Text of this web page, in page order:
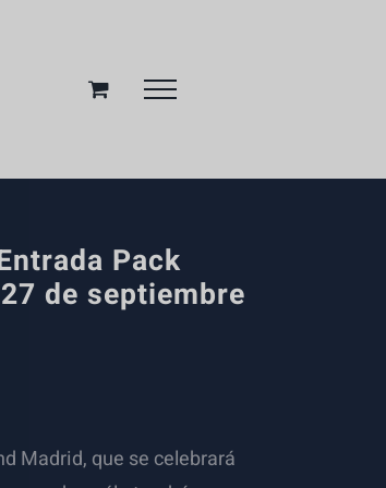
Pack
de septiembre
Madrid, que se celebrará